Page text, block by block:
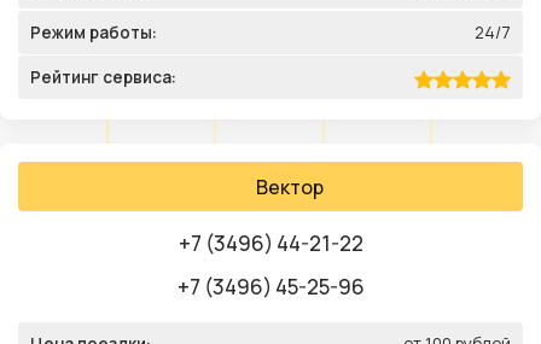
Режим работы: 24/7
Рейтинг сервиса:
Вектор
+7 (3496) 44-21-22
+7 (3496) 45-25-96